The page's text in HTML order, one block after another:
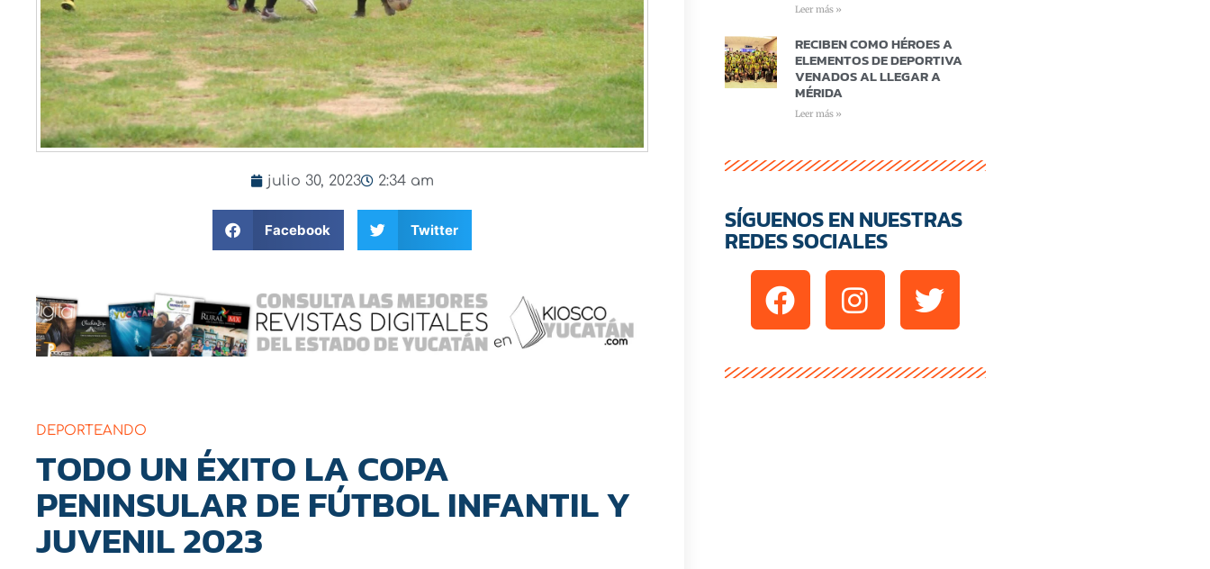
julio 30, 2023 2:34 am
Facebook Twitter
DEPORTEANDO
TODO UN ÉXITO LA COPA
PENINSULAR DE FÚTBOL INFANTIL Y
JUVENIL 2023
Leer más »
RECIBEN COMO HÉROES A
ELEMENTOS DE DEPORTIVA
VENADOS AL LLEGAR A
MÉRIDA
Leer más »
SÍGUENOS EN NUESTRAS
REDES SOCIALES